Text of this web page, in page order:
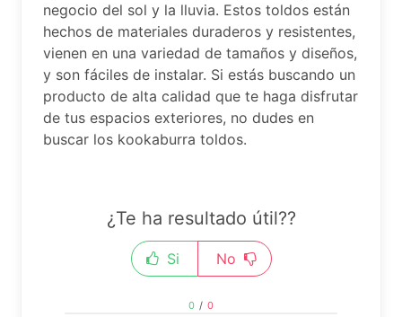
negocio del sol y la lluvia. Estos toldos están
hechos de materiales duraderos y resistentes,
vienen en una variedad de tamaños y diseños,
y son fáciles de instalar. Si estás buscando un
producto de alta calidad que te haga disfrutar
de tus espacios exteriores, no dudes en
buscar los kookaburra toldos.
¿Te ha resultado útil??
Si No
0 / 0